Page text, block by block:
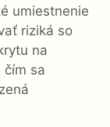
umiestnenie
riziká so
na
čím sa